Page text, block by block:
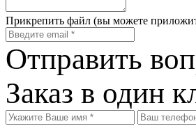
Прикрепить файл (вы можете
Отправить
Заказ в один